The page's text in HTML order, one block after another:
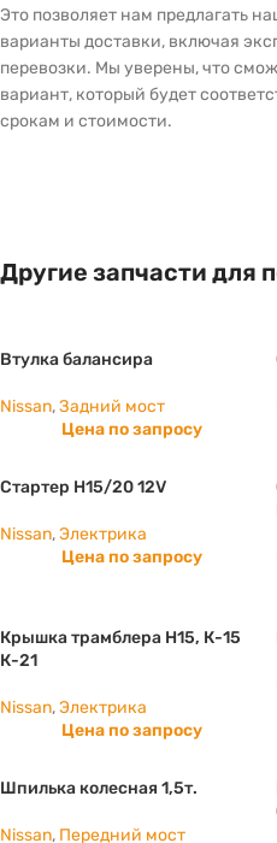
Это позволяет нам предлагать
варианты доставки, включая
перевозки. Мы уверены, что
вариант, который будет
срокам и стоимости.
Другие запчасти для
Втулка балансира
Nissan,Задний мост
Цена по запросу
Стартер Н15/20 12V
Nissan,Электрика
Цена по запросу
Крышка трамблера Н15, К-15
К-21
Nissan,Электрика
Цена по запросу
Шпилька колесная 1,5т.
Nissan, Передний мост